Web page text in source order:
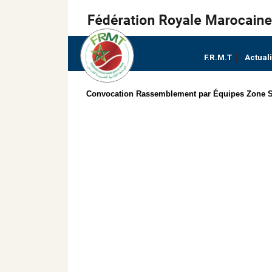
F.R.M.T
Convocation Rassemblement par Équipes Zone